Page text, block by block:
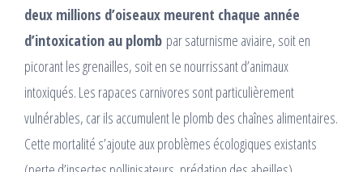
deux millions d’oiseaux meurent chaque année
d’intoxication au plomb par saturnisme aviaire, soit en
picorant les grenailles, soit en se nourrissant d’animaux
intoxiqués. Les rapaces carnivores sont particulièrement
vulnérables, car ils accumulent le plomb des chaînes alimentaires.
Cette mortalité s’ajoute aux problèmes écologiques existants